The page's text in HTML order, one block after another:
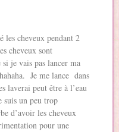
les cheveux pendant 2
cheveux sont
je vais pas lancer ma
Je me lance dans
laverai peut être à l’eau
suis un peu trop
d’avoir les cheveux
pour une